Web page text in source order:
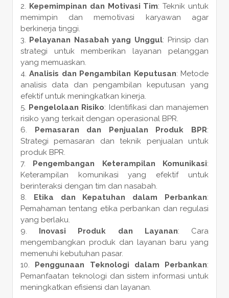
Kepemimpinan dan Motivasi Tim: Teknik untuk
memimpin dan memotivasi karyawan agar
berkinerja tinggi.
Pelayanan Nasabah yang Unggul: Prinsip dan
strategi untuk memberikan layanan pelanggan
yang memuaskan.
Analisis dan Pengambilan Keputusan: Metode
analisis data dan pengambilan keputusan yang
efektif untuk meningkatkan kinerja.
Pengelolaan Risiko: Identifikasi dan manajemen
risiko yang terkait dengan operasional BPR.
Pemasaran dan Penjualan Produk BPR:
Strategi pemasaran dan teknik penjualan untuk
produk BPR.
Pengembangan Keterampilan Komunikasi:
Keterampilan komunikasi yang efektif untuk
berinteraksi dengan tim dan nasabah.
Etika dan Kepatuhan dalam Perbankan:
Pemahaman tentang etika perbankan dan regulasi
yang berlaku.
Inovasi Produk dan Layanan: Cara
mengembangkan produk dan layanan baru yang
memenuhi kebutuhan pasar.
Penggunaan Teknologi dalam Perbankan:
Pemanfaatan teknologi dan sistem informasi untuk
meningkatkan efisiensi dan layanan.